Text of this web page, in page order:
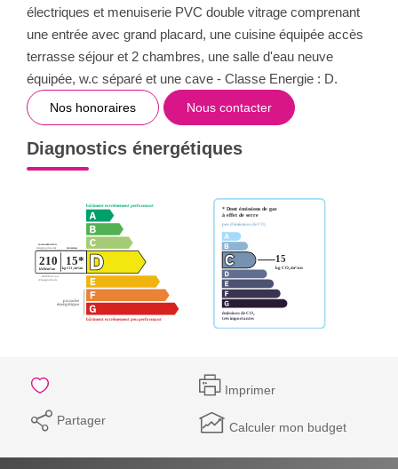
électriques et menuiserie PVC double vitrage comprenant
une entrée avec grand placard, une cuisine équipée accès
terrasse séjour et 2 chambres, une salle d'eau neuve
équipée, w.c séparé et une cave - Classe Energie : D.
Nos honoraires Nous contacter
Diagnostics énergétiques
Imprimer
Partager Calculer mon budget